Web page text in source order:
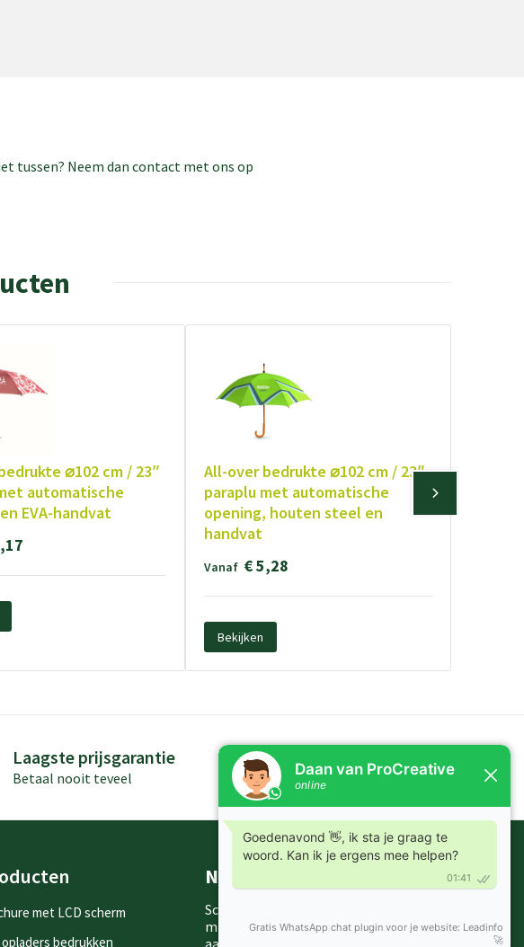
tussen? Neem dan contact met ons op
⌀102 cm / 23″
automatische
EVA-handvat
All-over bedrukte ⌀102 cm / 23″
paraplu met automatische
opening, houten steel en
handvat
Vanaf € 5,28
Bekijken
Laagste prijsgarantie
Betaal nooit teveel Kennis in producten
met LCD scherm
bedrukken
Nieuwsbrieven
Schrijf je in voor onze nieuwsbrief en
mis nooit meer één van onze leuke